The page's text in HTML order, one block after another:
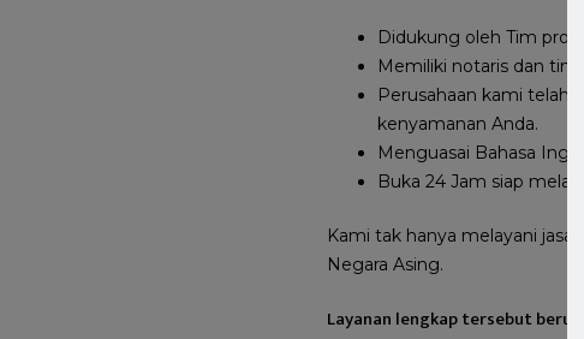
Didukung oleh Tim
Memiliki notaris dan tim
Perusahaan kami telah
kenyamanan Anda.
Menguasai Bahasa
Buka 24 Jam siap
Kami tak hanya melayani
Negara Asing.
Layanan lengkap tersebut berupa: